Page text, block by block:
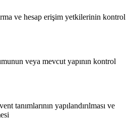
ve hesap erişim yetkilerinin kontrol
veya mevcut yapının kontrol
tanımlarının yapılandırılması ve